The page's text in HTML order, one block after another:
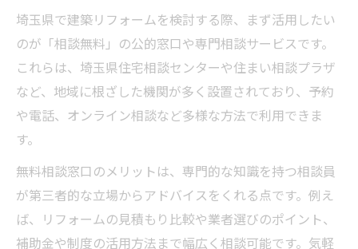
埼玉県で建築リフォームを検討する際、まず活用したい
のが「相談無料」の公的窓口や専門相談サービスです。
これらは、埼玉県住宅相談センターや住まい相談プラザ
など、地域に根ざした機関が多く設置されており、予約
や電話、オンライン相談など多様な方法で利用できま
す。
無料相談窓口のメリットは、専門的な知識を持つ相談員
が第三者的な立場からアドバイスをくれる点です。例え
ば、リフォームの見積もり比較や業者選びのポイント、
補助金や制度の活用方法まで幅広く相談可能です。気軽